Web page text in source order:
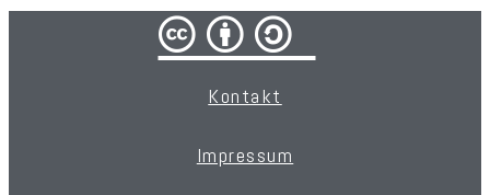
cba/
Kontakt
Impressum